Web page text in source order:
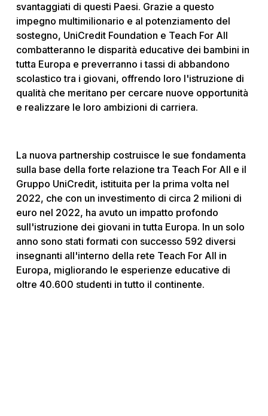
svantaggiati di questi Paesi. Grazie a questo
impegno multimilionario e al potenziamento del
sostegno, UniCredit Foundation e Teach For All
combatteranno le disparità educative dei bambini in
tutta Europa e preverranno i tassi di abbandono
scolastico tra i giovani, offrendo loro l'istruzione di
qualità che meritano per cercare nuove opportunità
e realizzare le loro ambizioni di carriera.
La nuova partnership costruisce le sue fondamenta
sulla base della forte relazione tra Teach For All e il
Gruppo UniCredit, istituita per la prima volta nel
2022, che con un investimento di circa 2 milioni di
euro nel 2022, ha avuto un impatto profondo
sull'istruzione dei giovani in tutta Europa. In un solo
anno sono stati formati con successo 592 diversi
insegnanti all'interno della rete Teach For All in
Europa, migliorando le esperienze educative di
oltre 40.600 studenti in tutto il continente.